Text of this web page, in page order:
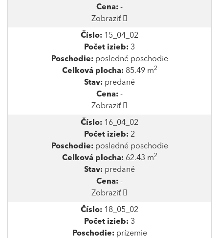
Cena: -
Zobraziť
Číslo: 15_04_02
Počet izieb: 3
Poschodie:posledné poschodie
Celková plocha: 85.49 m2
Stav: predané
Cena: -
Zobraziť
Číslo: 16_04_02
Počet izieb: 2
Poschodie:posledné poschodie
Celková plocha: 62.43 m2
Stav: predané
Cena: -
Zobraziť
Číslo: 18_05_02
Počet izieb: 3
Poschodie:prízemie